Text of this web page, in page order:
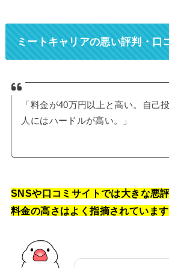
ミートキャリアの悪い評判・口
「料金が40万円以上と高い。自己
人にはハードルが高い。」
SNSや口コミサイトでは大きな悪
料金の高さはよく指摘されています